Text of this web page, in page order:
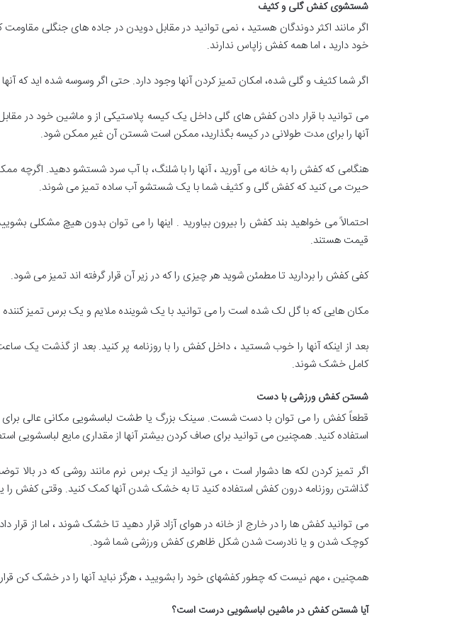
شستشوی کفش گلی و کثیف
اگر مانند اکثر دوندگان هستید ، نمی توانید در مقابل دویدن در جاده های جنگلی
خود دارید ، اما همه کفش زاپاس ندارند.
اگر شما کثیف و گلی شده، امکان تمیز کردن آنها وجود دارد. حتی اگر وسوسه شده اید که آنها
می توانید با قرار دادن کفش های گلی داخل یک کیسه پلاستیکی از و ماشین خود در
آنها را برای مدت طولانی در کیسه بگذارید، ممکن است شستن آن غیر ممکن شود.
هنگامی که کفش را به خانه می آورید ، آنها را با شلنگ، با آب سرد شستشو دهید. اگرچه
حیرت می کنید که کفش گلی و کثیف شما با یک شستشو آب ساده تمیز می شوند.
احتمالاً می خواهید بند کفش را بیرون بیاورید . اینها را می توان بدون هیچ مشکلی
قیمت هستند.
کفی کفش را بردارید تا مطمئن شوید هر چیزی را که در زیر آن قرار گرفته اند تمیز می شود.
مکان هایی که با گل لک شده است را می توانید با یک شوینده ملایم و یک برس تمیز کننده
بعد از اینکه آنها را خوب شستید ، داخل کفش را با روزنامه پر کنید. بعد از گذشت یک
کامل خشک شوند.
شستن کفش ورزشی با دست
قطعاً کفش را می توان با دست شست. سینک بزرگ یا طشت لباسشویی مکانی عالی برای
استفاده کنید. همچنین می توانید برای صاف کردن بیشتر آنها از مقداری مایع لباسشویی
اگر تمیز کردن لکه ها دشوار است ، می توانید از یک برس نرم مانند روشی که در
گذاشتن روزنامه درون کفش استفاده کنید تا به خشک شدن آنها کمک کنید. وقتی کفش را
می توانید کفش ها را در خارج از خانه در هوای آزاد قرار دهید تا خشک شوند ، اما از قرار
کوچک شدن و یا نادرست شدن شکل ظاهری کفش ورزشی شما شود.
همچنین ، مهم نیست که چطور کفشهای خود را بشویید ، هرگز نباید آنها را در خشک کن
آیا شستن کفش در ماشین لباسشویی درست است؟